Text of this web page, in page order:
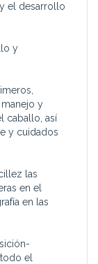
el desarrollo
y
y
caballo, así
y cuidados
las
en el
en las
el